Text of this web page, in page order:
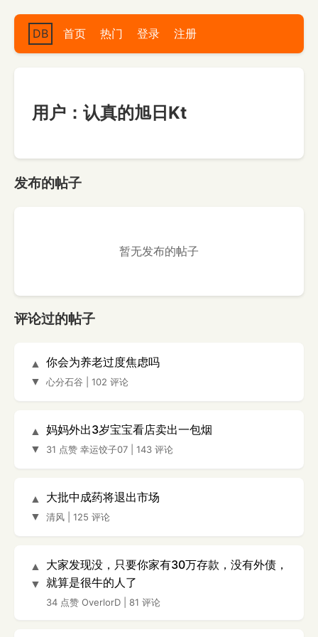
DB 首页 热门 登录 注册
用户：认真的旭日Kt
发布的帖子
暂无发布的帖子
评论过的帖子
▲
▼
你会为养老过度焦虑吗
心分石谷 102 评论
▲
▼
妈妈外出3岁宝宝看店卖出一包烟
31 点赞 幸运饺子07 143 评论
▲
▼
大批中成药将退出市场
清风 125 评论
▲
▼
大家发现没，只要你家有30万存款，没有外债，
就算是很牛的人了
34 点赞 OverlorD 81 评论